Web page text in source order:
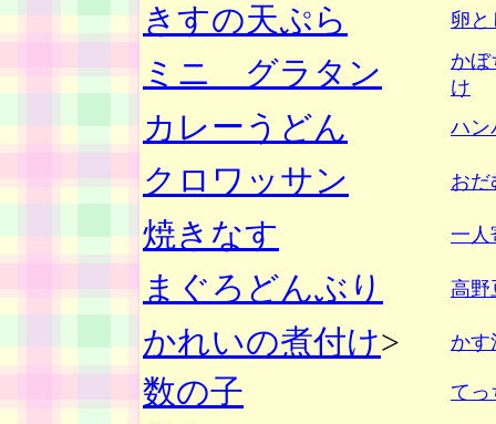
きすの天ぷら 卵と
ミニ グラタン
かぼ
け
カレーうどん ハン
クロワッサン おだ
焼きなす 一人
まぐろどんぶり 高野
かれいの煮付け> かす
数の子 てっ